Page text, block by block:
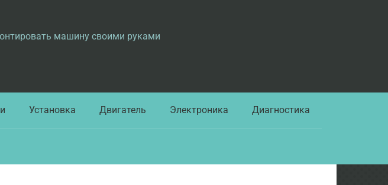
машину своими руками
Установка Двигатель Электроника Диагностика